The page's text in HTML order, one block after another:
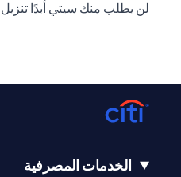
لن يطلب منك سيتي أبدًا
الخدمات المصرفية